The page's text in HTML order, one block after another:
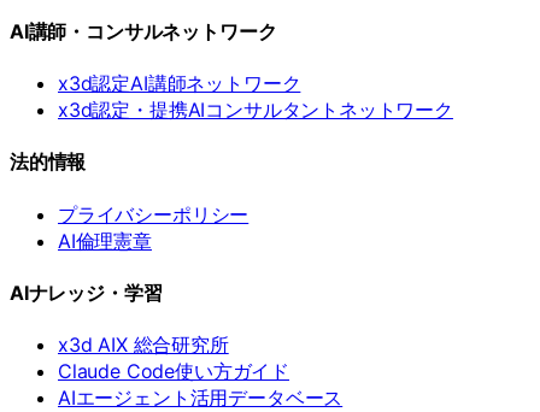
AI講師・コンサルネットワーク
x3d認定AI講師ネットワーク
x3d認定・提携AIコンサルタントネットワーク
法的情報
プライバシーポリシー
AI倫理憲章
AIナレッジ・学習
x3d AIX 総合研究所
Claude Code使い方ガイド
AIエージェント活用データベース